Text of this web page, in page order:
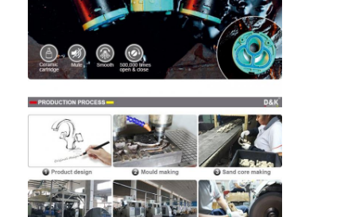
わたしたち に つい て
工場ツアー
連絡 ください
ニュース
事件